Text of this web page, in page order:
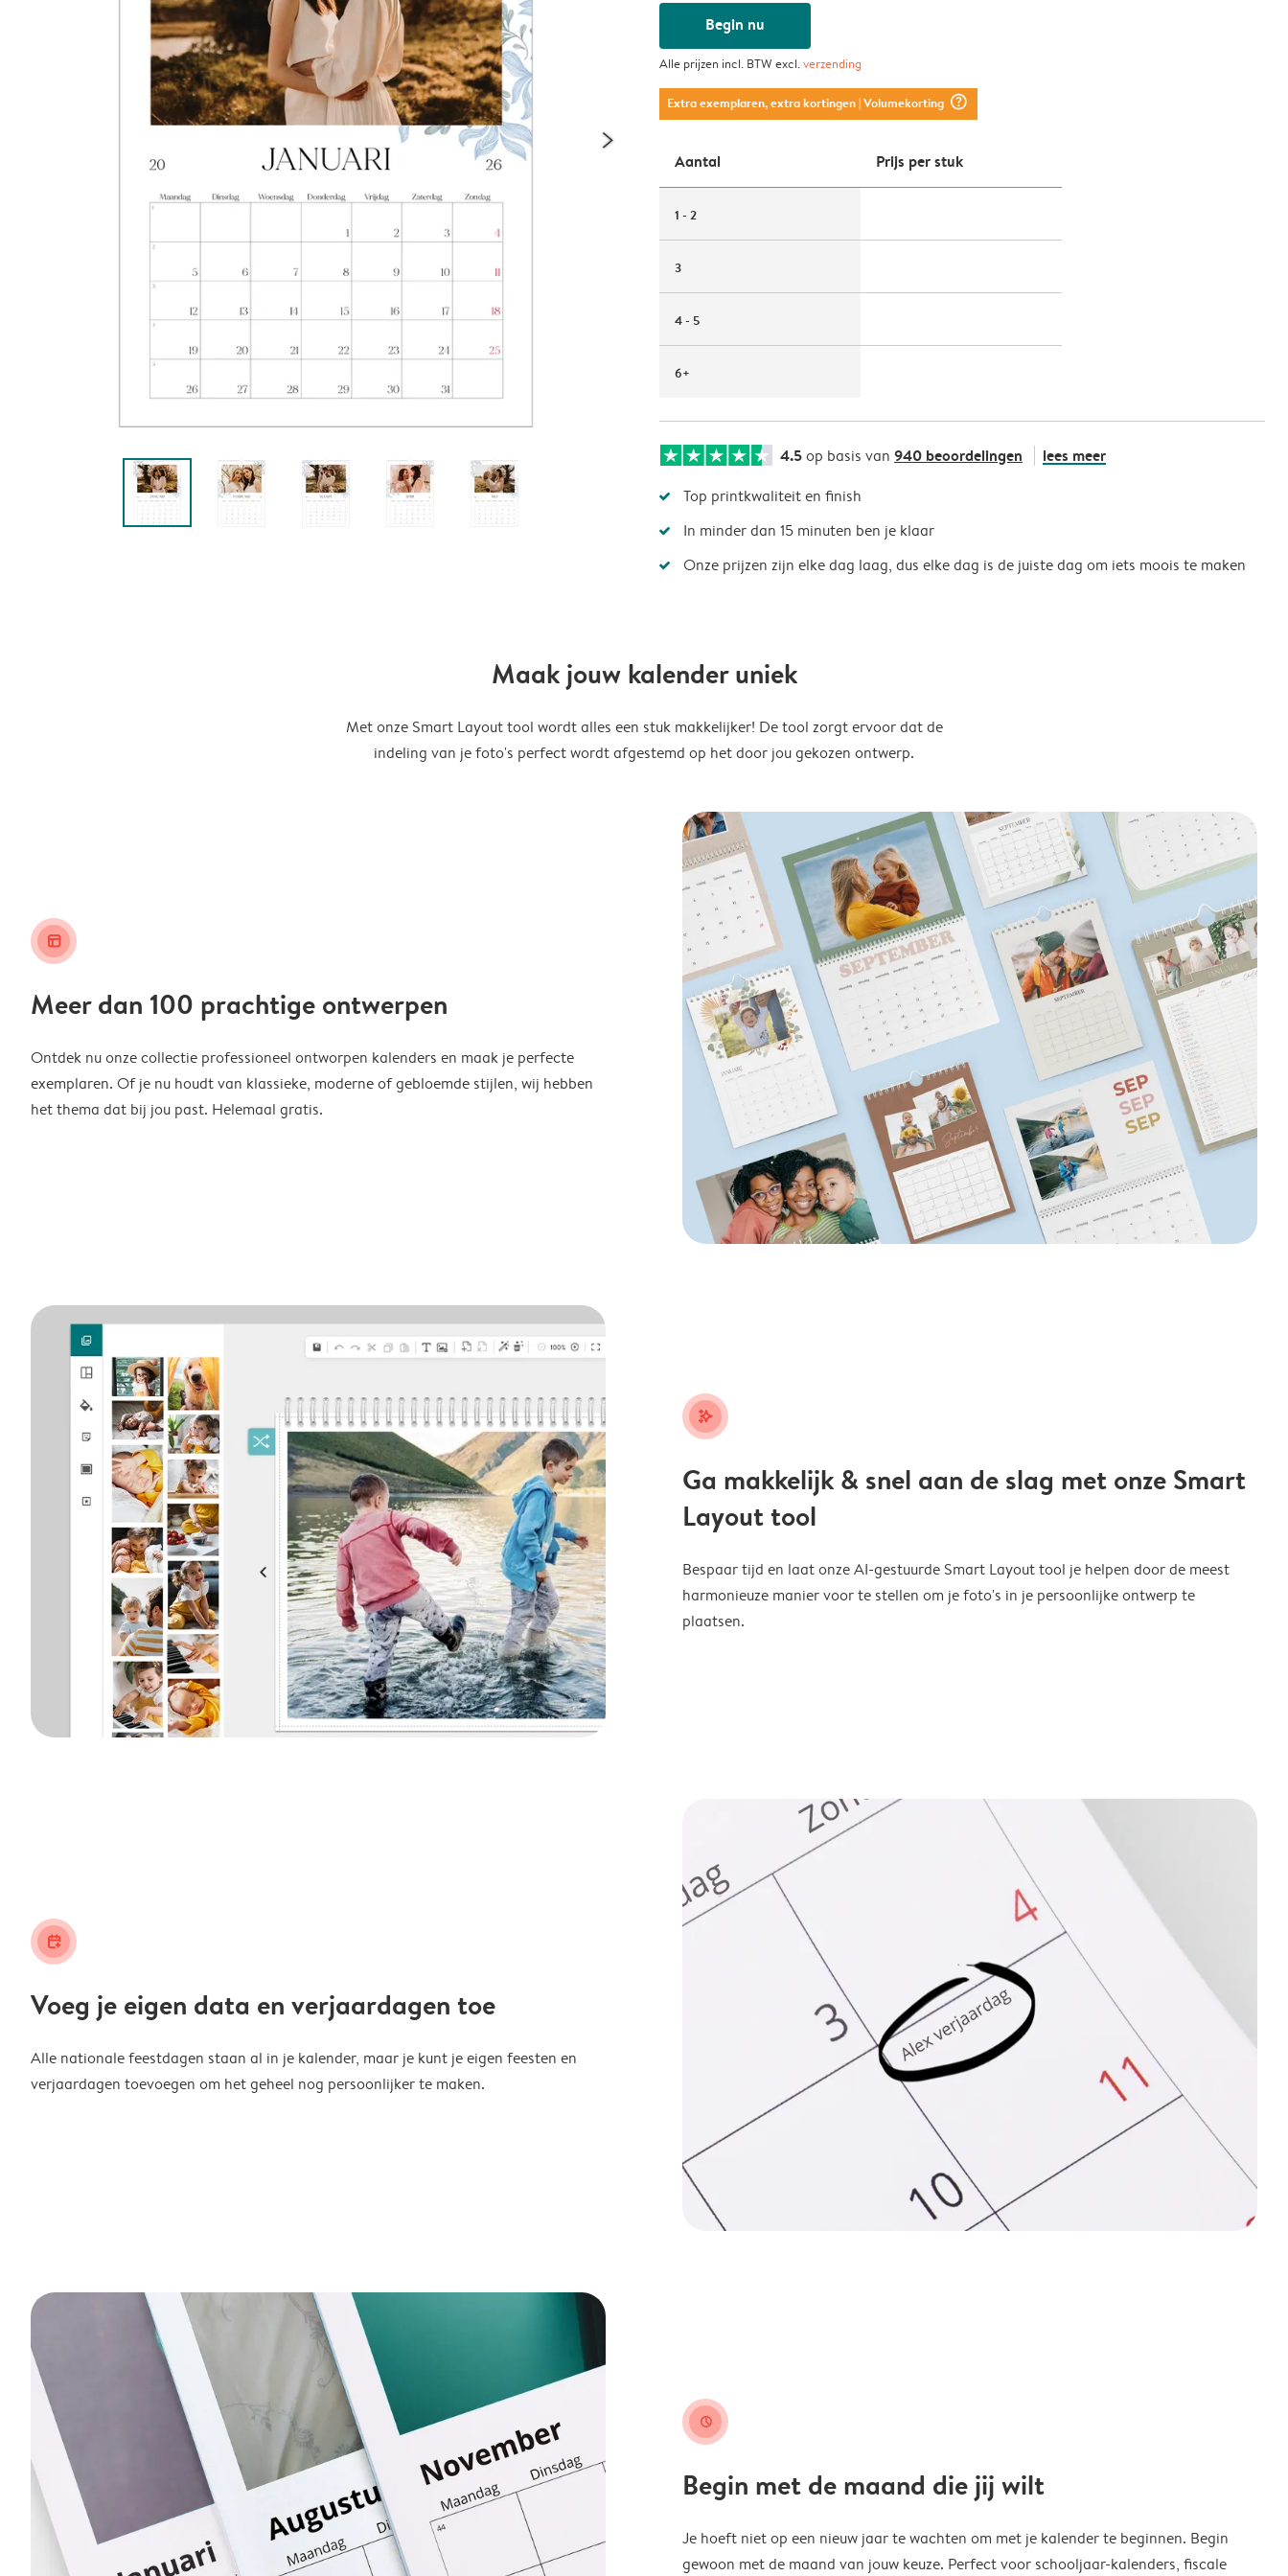
Begin nu
Alle prijzen incl. BTW excl.verzending
Extra exemplaren, extra kortingen| Volumekorting question_mark_circle
Aantal Prijs per stuk
1 - 2
3
4 - 5
6+
4.5op basis van 940 beoordelingen lees meer
Top printkwaliteit en finish
In minder dan 15 minuten ben je klaar
Onze prijzen zijn elke dag laag, dus elke dag is de juiste dag om iets moois te maken
Maak jouw kalender uniek
Met onze Smart Layout tool wordt alles een stuk makkelijker! De tool zorgt ervoor dat de
indeling van je foto's perfect wordt afgestemd op het door jou gekozen ontwerp.
layout_alt
Meer dan 100 prachtige ontwerpen
Ontdek nu onze collectie professioneel ontworpen kalenders en maak je perfecte
exemplaren. Of je nu houdt van klassieke, moderne of gebloemde stijlen, wij hebben
het thema dat bij jou past. Helemaal gratis.
stars_plus
Ga makkelijk & snel aan de slag met onze Smart
Layout tool
Bespaar tijd en laat onze AI-gestuurde Smart Layout tool je helpen door de meest
harmonieuze manier voor te stellen om je foto's in je persoonlijke ontwerp te
plaatsen.
calendar_plus
Voeg je eigen data en verjaardagen toe
Alle nationale feestdagen staan al in je kalender, maar je kunt je eigen feesten en
verjaardagen toevoegen om het geheel nog persoonlijker te maken.
clock
Begin met de maand die jij wilt
Je hoeft niet op een nieuw jaar te wachten om met je kalender te beginnen. Begin
gewoon met de maand van jouw keuze. Perfect voor schooljaar-kalenders, fiscale